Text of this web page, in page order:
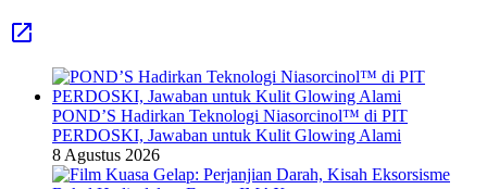
POND’S Hadirkan Teknologi Niasorcinol™ di PIT
PERDOSKI, Jawaban untuk Kulit Glowing Alami
8 Agustus 2026